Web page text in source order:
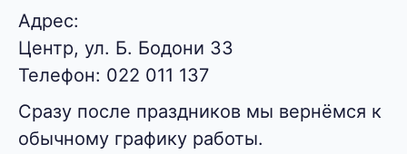
Адрес:
Центр, ул. Б. Бодони 33
Телефон: 022 011 137
Сразу после праздников мы вернёмся к
обычному графику работы.